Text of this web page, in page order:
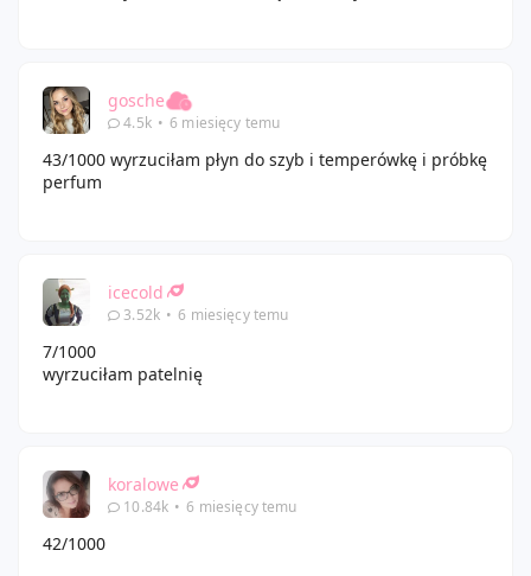
gosche
4.5k • 6 miesięcy temu
43/1000 wyrzuciłam płyn do szyb i temperówkę i próbkę
perfum
icecold
3.52k • 6 miesięcy temu
7/1000
wyrzuciłam patelnię
koralowe
10.84k • 6 miesięcy temu
42/1000